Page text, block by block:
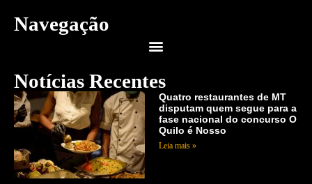
Navegação
Notícias Recentes
Quatro restaurantes de MT
disputam quem segue para a
fase nacional do concurso O
Quilo é Nosso
Leia mais »